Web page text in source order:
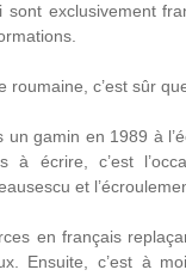
sont exclusivement
roumaine, c’est sûr
un gamin en 1989 à
à écrire, c’est
et
en français
Ensuite, c’est à